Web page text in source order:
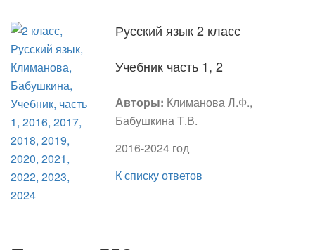
Русский язык 2 класс
Учебник часть 1, 2
Авторы: Климанова Л.Ф.,
Бабушкина Т.В.
2016-2024 год
К списку ответов